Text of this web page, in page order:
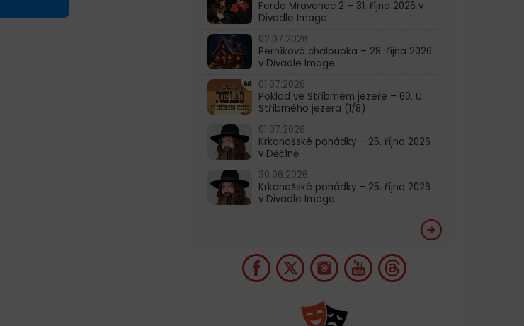
Ferda Mravenec 2 – 31. října 2026 v
Divadle Image
02.07.2026
Perníková chaloupka – 28. října 2026
v Divadle Image
01.07.2026
Poklad ve Stříbrném jezeře – 60. U
Stříbrného jezera (1/8)
01.07.2026
Krkonošské pohádky – 25. října 2026
v Děčíně
30.06.2026
Krkonošské pohádky – 25. října 2026
v Divadle Image